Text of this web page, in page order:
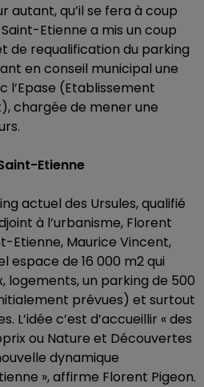
autant, qu’il se fera à coup
Etienne a mis un coup
de requalification du parking
en conseil municipal une
l’Epase (Etablissement
chargée de mener une
Etienne
actuel des Ursules, qualifié
à l’urbanisme, Florent
Etienne, Maurice Vincent,
espace de 16 000 m2 qui
logements, un parking de 500
prévues) et surtout
L’idée c’est d’accueillir « des
ou Nature et Découvertes
dynamique
», affirme Florent Pigeon.